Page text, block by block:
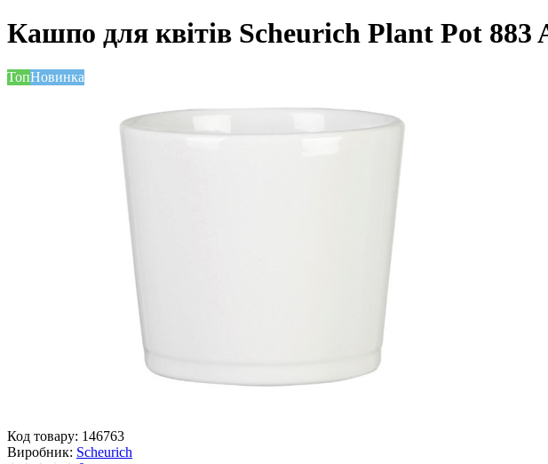
Кашпо для квітів Scheurich Plant Pot
ТопНовинка
Код товару: 146763
Виробник: Scheurich